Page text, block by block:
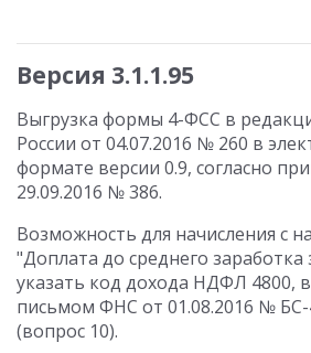
Версия 3.1.1.95
Выгрузка формы 4-ФСС в
России от 04.07.2016 № 260 в
формате версии 0.9, согласно
29.09.2016 № 386.
Возможность для начисления с
"Доплата до среднего заработка
указать код дохода НДФЛ 4800,
письмом ФНС от 01.08.2016 № БС-
(вопрос 10).